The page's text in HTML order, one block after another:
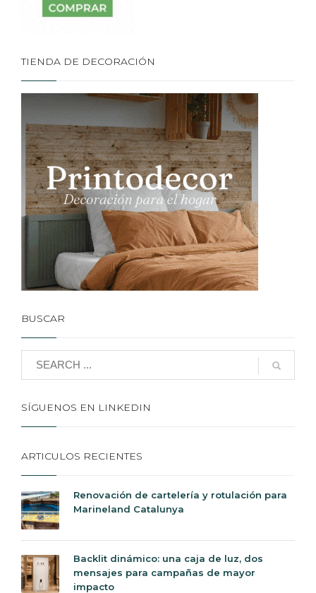
TIENDA DE DECORACIÓN
BUSCAR
SÍGUENOS EN LINKEDIN
ARTICULOS RECIENTES
Renovación de cartelería y rotulación para
Marineland Catalunya
Backlit dinámico: una caja de luz, dos
mensajes para campañas de mayor
impacto